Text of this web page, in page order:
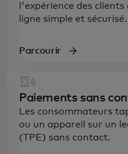
l'expérience des
ligne simple et sécurisé.
Parcourir
Paiements sans
Les consommateurs
ou un appareil sur un
(TPE) sans contact.